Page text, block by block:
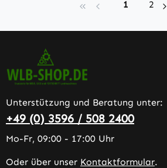
Seite
1 Seite
2
Unterstützung und Beratung unter:
+49 (0) 3596 / 508 2400
Mo-Fr, 09:00 - 17:00 Uhr
Oder über unser Kontaktformular.